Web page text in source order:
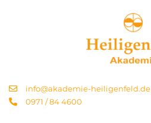
info@akademie-heiligenfeld.de
0971 / 84 4600